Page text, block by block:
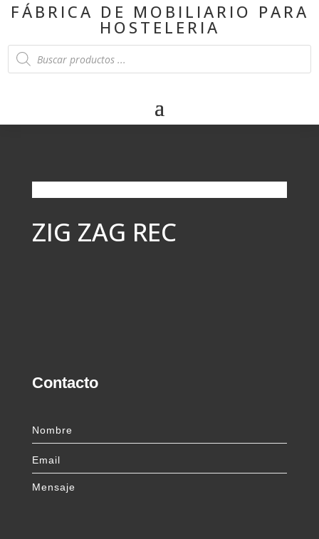
FÁBRICA DE MOBILIARIO PARA
HOSTELERIA
Products
search
ZIG ZAG REC
Contacto